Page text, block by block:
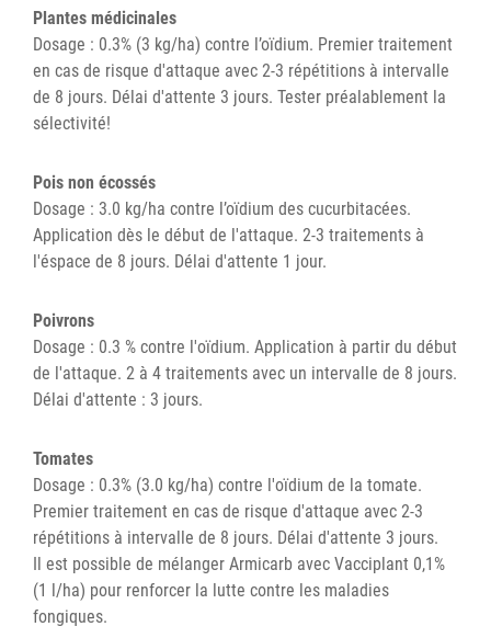
Plantes médicinales
Dosage : 0.3% (3 kg/ha) contre l’oïdium. Premier traitement
en cas de risque d'attaque avec 2-3 répétitions à intervalle
de 8 jours. Délai d'attente 3 jours. Tester préalablement la
sélectivité!
Pois non écossés
Dosage : 3.0 kg/ha contre l’oïdium des cucurbitacées.
Application dès le début de l'attaque. 2-3 traitements à
l'éspace de 8 jours. Délai d'attente 1 jour.
Poivrons
Dosage : 0.3 % contre l'oïdium. Application à partir du début
de l'attaque. 2 à 4 traitements avec un intervalle de 8 jours.
Délai d'attente : 3 jours.
Tomates
Dosage : 0.3% (3.0 kg/ha) contre l'oïdium de la tomate.
Premier traitement en cas de risque d'attaque avec 2-3
répétitions à intervalle de 8 jours. Délai d'attente 3 jours.
Il est possible de mélanger Armicarb avec Vacciplant 0,1%
(1 l/ha) pour renforcer la lutte contre les maladies
fongiques.